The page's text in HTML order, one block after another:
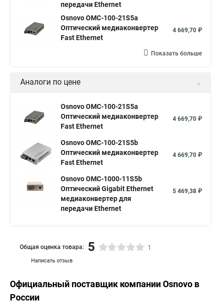
передачи Ethernet
Osnovo OMC-100-21S5a
Оптический медиаконвертер
Fast Ethernet
4 669,70 ₽
Показать больше
Аналоги по цене
Osnovo OMC-100-21S5a
Оптический медиаконвертер
Fast Ethernet
4 669,70 ₽
Osnovo OMC-100-21S5b
Оптический медиаконвертер
Fast Ethernet
4 669,70 ₽
Osnovo OMC-1000-11S5b
Оптический Gigabit Ethernet
медиаконвертер для
передачи Ethernet
5 469,38 ₽
Написать отзыв
Общая оценка товара: 5 1
Официальный поставщик компанииOsnovo в
России